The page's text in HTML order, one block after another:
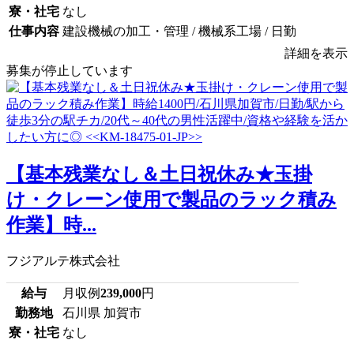
寮・社宅 なし
仕事内容 建設機械の加工・管理 / 機械系工場 / 日勤
詳細を表示
募集が停止しています
【基本残業なし＆土日祝休み★玉掛
け・クレーン使用で製品のラック積み
作業】時...
フジアルテ株式会社
給与 月収例239,000円
勤務地
石川県 加賀市
寮・社宅 なし